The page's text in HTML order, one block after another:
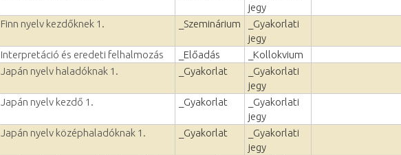
jegy
Finn nyelv kezdőknek 1. _Szeminárium
_Gyakorlati
jegy
Interpretáció és eredeti felhalmozás _Előadás
_Kollokvium
Japán nyelv haladóknak 1. _Gyakorlat
_Gyakorlati
jegy
Japán nyelv kezdő 1. _Gyakorlat
_Gyakorlati
jegy
Japán nyelv középhaladóknak 1. _Gyakorlat
_Gyakorlati
jegy